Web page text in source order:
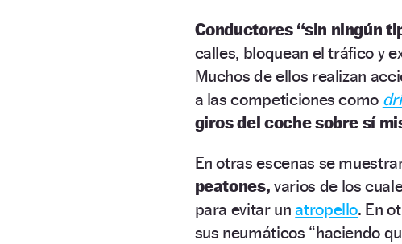
Conductores “sin ningún
calles, bloquean el tráfico y
Muchos de ellos realizan
a las competiciones como
giros del coche sobre sí
En otras escenas se
peatones, varios de los
para evitar unatropello. En
sus neumáticos “haciendo